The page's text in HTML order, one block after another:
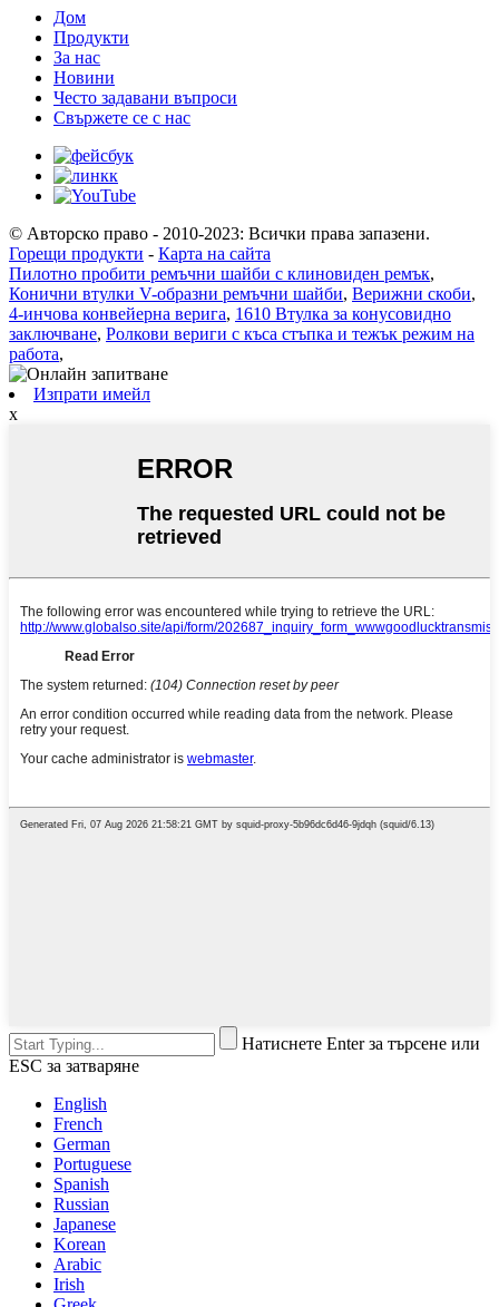
Дом
Продукти
За нас
Новини
Често задавани въпроси
Свържете се с нас
© Авторско право - 2010-2023: Всички права запазени.
Горещи продукти - Карта на сайта
Пилотно пробити ремъчни шайби с клиновиден ремък,
Конични втулки V-образни ремъчни шайби, Верижни скоби,
4-инчова конвейерна верига, 1610 Втулка за конусовидно
заключване, Ролкови вериги с къса стъпка и тежък режим на
работа,
Изпрати имейл
x
Натиснете Enter за търсене или
ESC за затваряне
English
French
German
Portuguese
Spanish
Russian
Japanese
Korean
Arabic
Irish